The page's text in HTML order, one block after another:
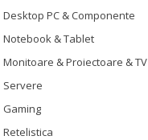
Desktop PC & Componente
Notebook & Tablet
Monitoare & Proiectoare & TV
Servere
Gaming
Retelistica